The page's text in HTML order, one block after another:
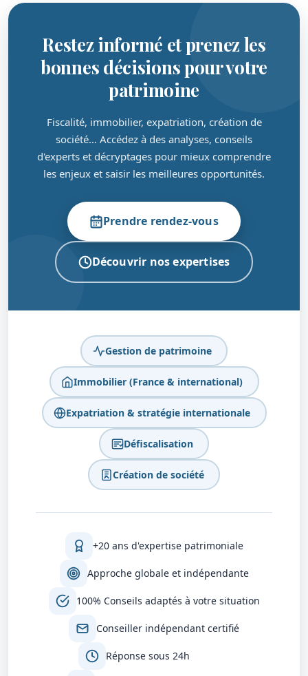
Restez informé et prenez les
bonnes décisions pour votre
patrimoine
Fiscalité, immobilier, expatriation, création de
société… Accédez à des analyses, conseils
d'experts et décryptages pour mieux comprendre
les enjeux et saisir les meilleures opportunités.
Prendre rendez-vous
Découvrir nos expertises
Gestion de patrimoine
Immobilier (France & international)
Expatriation & stratégie internationale
Défiscalisation
Création de société
+20 ans d'expertise patrimoniale
Approche globale et indépendante
100% Conseils adaptés à votre situation
Conseiller indépendant certifié
Réponse sous 24h